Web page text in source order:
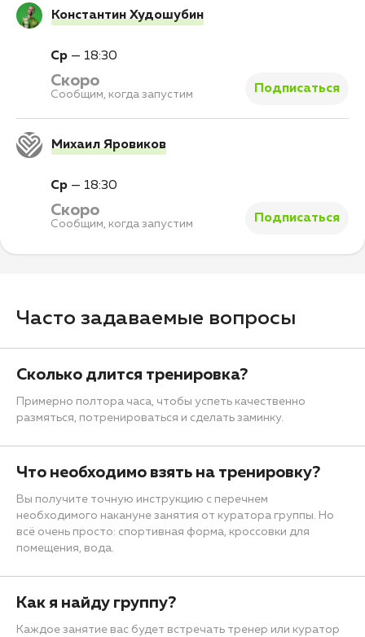
Константин Худошубин
Ср — 18:30
Скоро
Сообщим, когда запустим Подписаться
Михаил Яровиков
Ср — 18:30
Скоро
Сообщим, когда запустим Подписаться
Часто задаваемые вопросы
Сколько длится тренировка?
Примерно полтора часа, чтобы успеть качественно
размяться, потренироваться и сделать заминку.
Что необходимо взять на тренировку?
Вы получите точную инструкцию с перечнем
необходимого накануне занятия от куратора группы. Но
всё очень просто: спортивная форма, кроссовки для
помещения, вода.
Как я найду группу?
Каждое занятие вас будет встречать тренер или куратор